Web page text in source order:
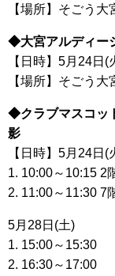
【場所】そごう
◆大宮アルディー
【日時】5月24日
【場所】そごう
◆クラブマスコッ
影
【日時】5月24日(
1. 10:00～10:15 2
2. 11:00～11:30 7
5月28日(土)
1. 15:00～15:30
2. 16:30～17:00